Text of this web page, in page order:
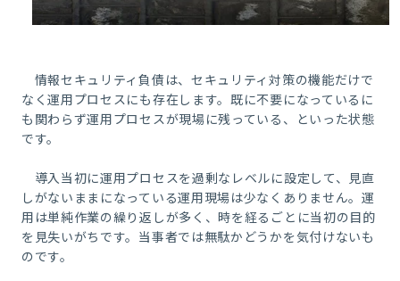
情報セキュリティ負債は、セキュリティ対策の機能だけで
なく運用プロセスにも存在します。既に不要になっているに
も関わらず運用プロセスが現場に残っている、といった状態
です。
導入当初に運用プロセスを過剰なレベルに設定して、見直
しがないままになっている運用現場は少なくありません。運
用は単純作業の繰り返しが多く、時を経るごとに当初の目的
を見失いがちです。当事者では無駄かどうかを気付けないも
のです。